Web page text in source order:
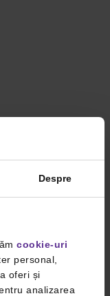
Despre
cookie-uri
personal,
oferi și
analizarea